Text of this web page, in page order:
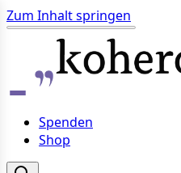
Zum Inhalt springen
Spenden
Shop